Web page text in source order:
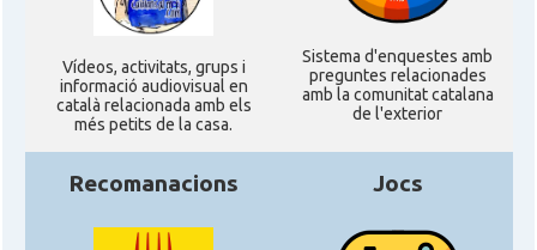
Ví­deos, activitats, grups i
informació audiovisual en
català relacionada amb els
més petits de la casa.
Sistema d'enquestes amb
preguntes relacionades
amb la comunitat catalana
de l'exterior
Recomanacions Jocs